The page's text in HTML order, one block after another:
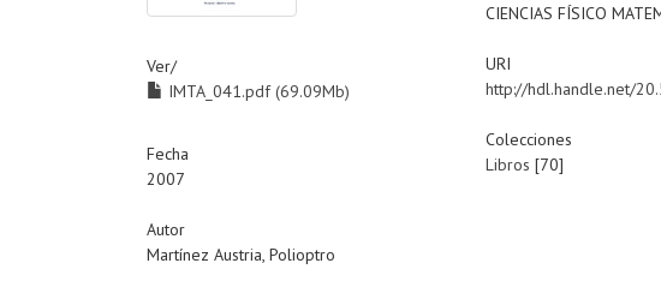
Ver/
IMTA_041.pdf (69.09Mb)
Fecha
2007
Autor
Martínez Austria, Polioptro
CIENCIAS FÍSICO
URI
http://hdl.handle.net/
Colecciones
Libros [70]